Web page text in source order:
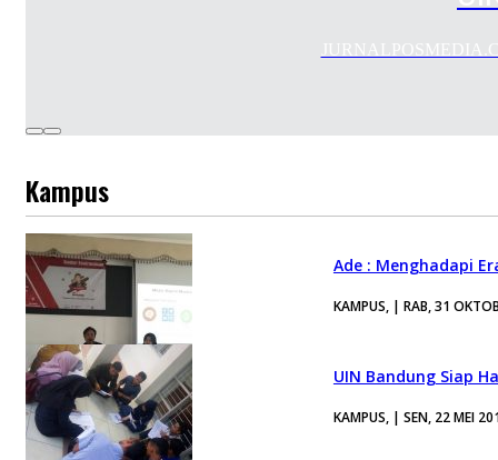
Kampus
Ade : Menghadapi
KAMPUS, | RAB, 31
UIN Bandung Siap
KAMPUS, | SEN, 22 MEI